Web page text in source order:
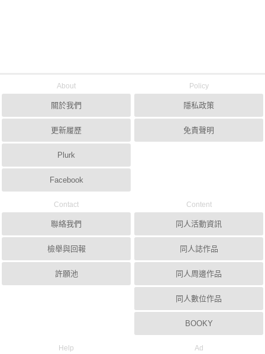
About
關於我們
更新履歷
Plurk
Facebook
Policy
隱私政策
免責聲明
Contact
聯絡我們
檢舉與回報
許願池
Content
同人活動資訊
同人誌作品
同人周邊作品
同人數位作品
BOOKY
Help Ad